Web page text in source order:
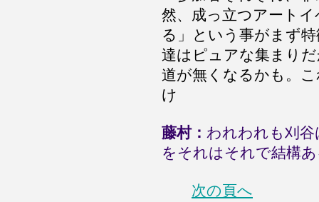
然、成っ立つアート
る」という事がまず
達はピュアな集まり
道が無くなるかも。
け
藤村： われわれも刈
をそれはそれで結構
次の頁へ